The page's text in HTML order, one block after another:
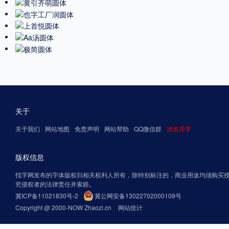
关于
关于我们 网站地图 免责声明 网站帮助 QQ微信群 浏览异常
版权信息
找字网发布的字体版权归相关权利人所有，除特别标注的，商业用途均须购买
究侵权者的法律责任并索赔。
冀ICP备11021830号-2
冀公网安备13022702000109号
Copyright @ 2000-NOW Zhaozi.cn
网站统计